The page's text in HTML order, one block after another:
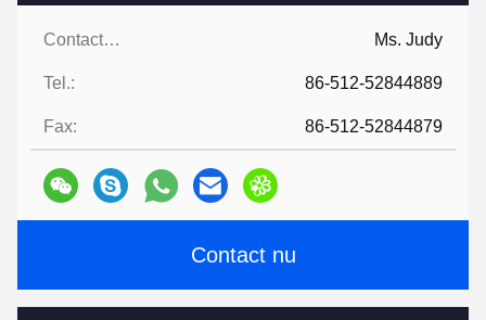
Contacten: Ms. Judy
Tel.: 86-512-52844889
Fax: 86-512-52844879
Contact nu